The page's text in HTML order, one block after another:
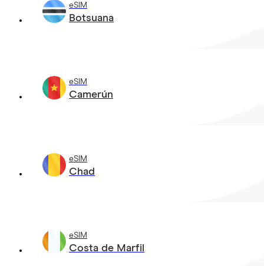
eSIM
Botsuana
eSIM
Camerún
eSIM
Chad
eSIM
Costa de Marfil